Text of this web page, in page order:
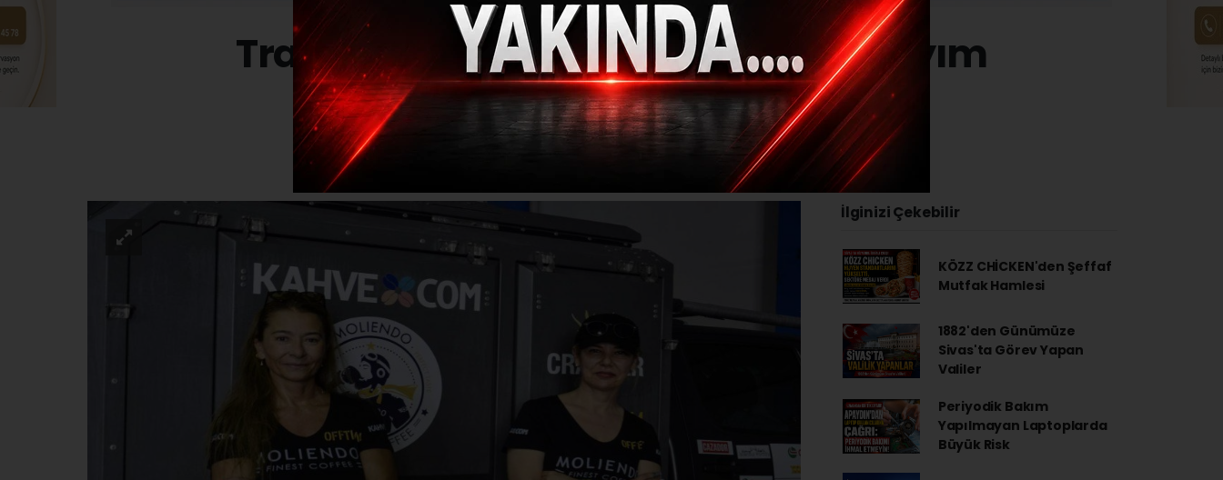
TransAnatolia Rally Raid için geri sayım
sürüyor
(İHA) - İhlas Haber Ajansı | 31.08.2024 - 15:31, Güncelleme: 31.08.2024 - 15:20
İlginizi Çekebilir
KÖZZ CHİCKEN'den Şeffaf
Mutfak Hamlesi
1882'den Günümüze
Sivas'ta Görev Yapan
Valiler
Periyodik Bakım
Yapılmayan Laptoplarda
Büyük Risk